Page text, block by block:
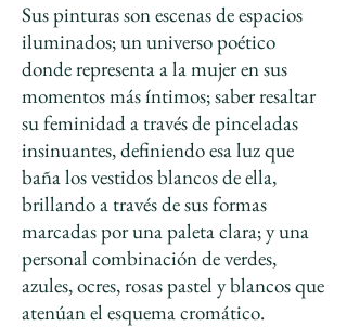
Sus pinturas son escenas de espacios
iluminados; un universo poético
donde representa a la mujer en sus
momentos más íntimos; saber resaltar
su feminidad a través de pinceladas
insinuantes, definiendo esa luz que
baña los vestidos blancos de ella,
brillando a través de sus formas
marcadas por una paleta clara; y una
personal combinación de verdes,
azules, ocres, rosas pastel y blancos que
atenúan el esquema cromático.